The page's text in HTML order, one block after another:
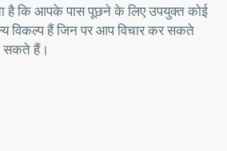
है कि आपके पास पूछने के लिए उपयुक्त कोई
विकल्प हैं जिन पर आप विचार कर सकते
सकते हैं।